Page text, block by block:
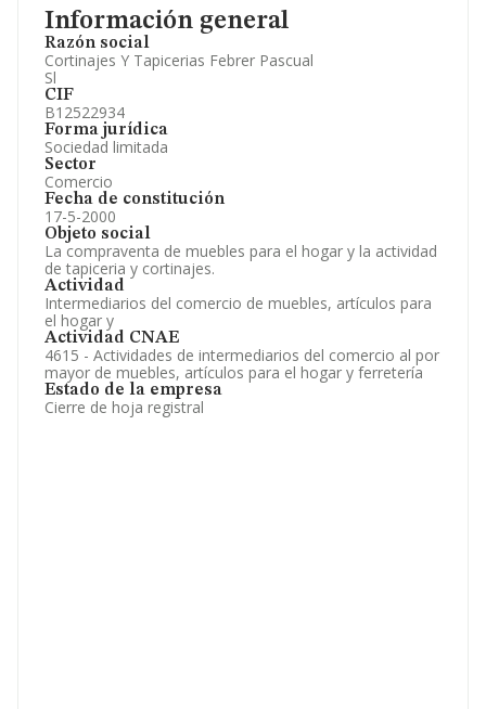
Información general
Razón social
Cortinajes Y Tapicerias Febrer Pascual
Sl
CIF
B12522934
Forma jurídica
Sociedad limitada
Sector
Comercio
Fecha de constitución
17-5-2000
Objeto social
La compraventa de muebles para el hogar y la actividad
de tapiceria y cortinajes.
Actividad
Intermediarios del comercio de muebles, artículos para
el hogar y
Actividad CNAE
4615 - Actividades de intermediarios del comercio al por
mayor de muebles, artículos para el hogar y ferretería
Estado de la empresa
Cierre de hoja registral
Información oficial y registral complementaria.